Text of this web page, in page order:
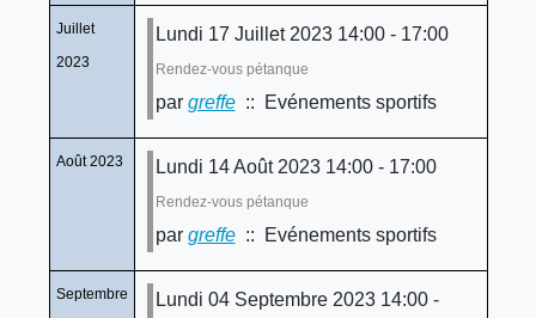
Juillet
2023
Lundi 17 Juillet 2023 14:00 - 17:00
Rendez-vous pétanque
par greffe:: Evénements sportifs
Août 2023 Lundi 14 Août 2023 14:00 - 17:00
Rendez-vous pétanque
par greffe:: Evénements sportifs
Septembre
Lundi 04 Septembre 2023 14:00 -